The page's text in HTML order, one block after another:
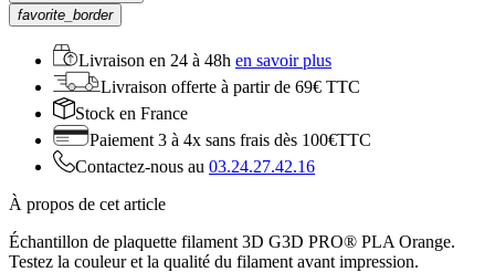
favorite_border
Livraison en 24 à 48h en savoir plus
Livraison offerte à partir de 69€ TTC
Stock en France
Paiement 3 à 4x sans frais dès 100€TTC
Contactez-nous au 03.24.27.42.16
À propos de cet article
Échantillon de plaquette filament 3D G3D PRO® PLA Orange.
Testez la couleur et la qualité du filament avant impression.